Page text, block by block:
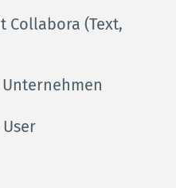
Collabora (Text,